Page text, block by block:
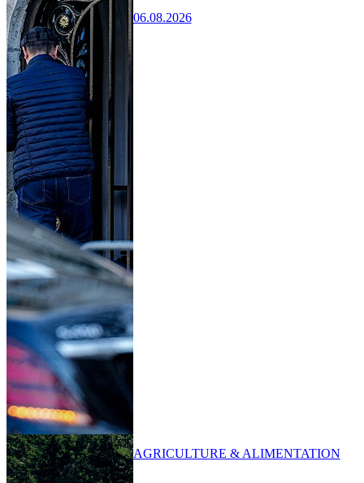
06.08.2026
AGRICULTURE & ALIMENTATION